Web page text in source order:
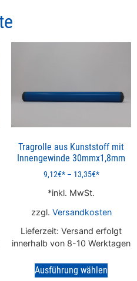
Tragrolle aus Kunststoff mit
Innengewinde 30mmx1,8mm
9,12€ – 13,35€
inkl. MwSt.
zzgl. Versandkosten
Lieferzeit: Versand erfolgt
innerhalb von 8-10 Werktagen
Ausführung wählen